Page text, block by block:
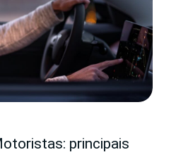
principais